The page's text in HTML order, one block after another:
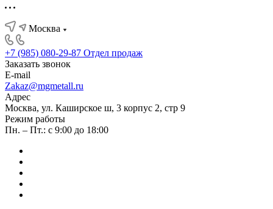
Москва
+7 (985) 080-29-87 Отдел продаж
Заказать звонок
E-mail
Zakaz@mgmetall.ru
Адрес
Москва, ул. Каширское ш, 3 корпус 2, стр 9
Режим работы
Пн. – Пт.: с 9:00 до 18:00